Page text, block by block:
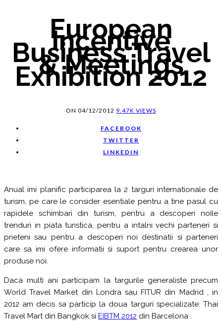
European
Incentive
Business Travel
& Meetings
Exhibition 2012
ON 04/12/2012 9.47K VIEWS
FACEBOOK
TWITTER
LINKEDIN
Anual imi planific participarea la 2 targuri internationale de
turism, pe care le consider esentiale pentru a tine pasul cu
rapidele schimbari din turism, pentru a descoperi noile
trenduri in piata turistica, pentru a intalni vechi parteneri si
prieteni sau pentru a descoperi noi destinatii si parteneri
care sa imi ofere informatii si suport pentru crearea unor
produse noi.
Daca multi ani participam la targurile generaliste precum
World Travel Market din Londra sau FITUR din Madrid , in
2012 am decis sa particip la doua targuri specializate: Thai
Travel Mart din Bangkok si EIBTM 2012 din Barcelona .